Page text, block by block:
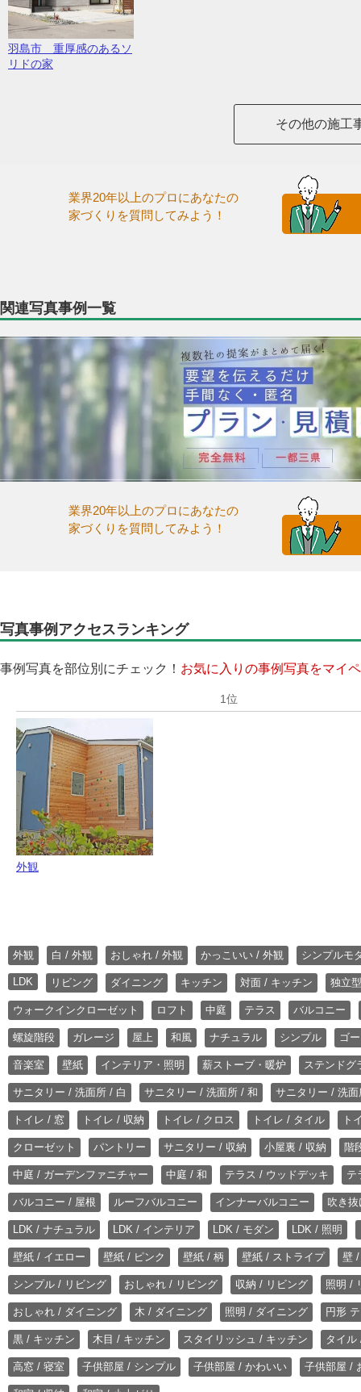
羽島市 重厚感のあるソ
リドの家
その他の施工
業界20年以上のプロにあなたの
家づくりを質問してみよう！
関連写真事例一覧
業界20年以上のプロにあなたの
家づくりを質問してみよう！
写真事例アクセスランキング
事例写真を部位別にチェック！ お気に入りの事例写真をマイ
外観
外観 白 / 外観 おしゃれ / 外観 かっこいい / 外観 シンプルモ
LDK リビング ダイニング キッチン 対面 / キッチン 独立
ウォークインクローゼット ロフト 中庭 テラス バルコニー
螺旋階段 ガレージ 屋上 和風 ナチュラル シンプル ゴ
音楽室 壁紙 インテリア・照明 薪ストーブ・暖炉 ステンドグ
サニタリー / 洗面所 / 白 サニタリー / 洗面所 / 和 サニタリー / 洗
トイレ / 窓 トイレ / 収納 トイレ / クロス トイレ / タイル ト
クローゼット パントリー サニタリー / 収納 小屋裏 / 収納 階
中庭 / ガーデンファニチャー 中庭 / 和 テラス / ウッドデッキ テ
バルコニー / 屋根 ルーフバルコニー インナーバルコニー 吹き
LDK / ナチュラル LDK / インテリア LDK / モダン LDK / 照明
壁紙 / イエロー 壁紙 / ピンク 壁紙 / 柄 壁紙 / ストライプ 壁
シンプル / リビング おしゃれ / リビング 収納 / リビング 照明 /
おしゃれ / ダイニング 木 / ダイニング 照明 / ダイニング 円形
黒 / キッチン 木目 / キッチン スタイリッシュ / キッチン タイル
高窓 / 寝室 子供部屋 / シンプル 子供部屋 / かわいい 子供部屋 /